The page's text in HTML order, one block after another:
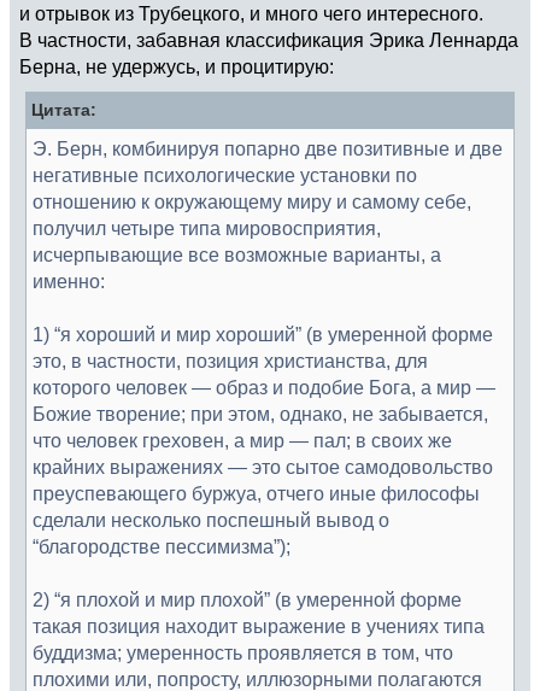
и отрывок из Трубецкого, и много чего интересного.
В частности, забавная классификация Эрика Леннарда
Берна, не удержусь, и процитирую:
Цитата:
Э. Берн, комбинируя попарно две позитивные и две
негативные психологические установки по
отношению к окружающему миру и самому себе,
получил четыре типа мировосприятия,
исчерпывающие все возможные варианты, а
именно:
1) “я хороший и мир хороший” (в умеренной форме
это, в частности, позиция христианства, для
которого человек — образ и подобие Бога, а мир —
Божие творение; при этом, однако, не забывается,
что человек греховен, а мир — пал; в своих же
крайних выражениях — это сытое самодовольство
преуспевающего буржуа, отчего иные философы
сделали несколько поспешный вывод о
“благородстве пессимизма”);
2) “я плохой и мир плохой” (в умеренной форме
такая позиция находит выражение в учениях типа
буддизма; умеренность проявляется в том, что
плохими или, попросту, иллюзорными полагаются